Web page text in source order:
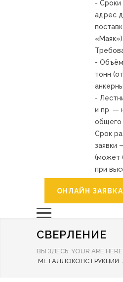
- Сроки
адрес
«Маяк»).
- Объём
тонн
-
и пр. —
общего
Срок
заявки
(может
при
ОНЛАЙН ЗАЯВКА
СВЕРЛЕНИЕ
ВЫ ЗДЕСЬ: YOUR ARE HERE:
МЕТАЛЛОКОНСТРУКЦИИ